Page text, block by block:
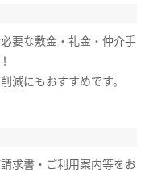
要な敷金・礼金・仲介手
減にもおすすめです。
求書・ご利用案内等をお